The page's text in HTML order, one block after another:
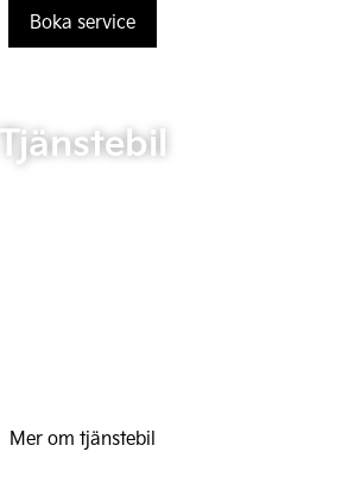
Boka service
Tjänstebil
Mer om tjänstebil